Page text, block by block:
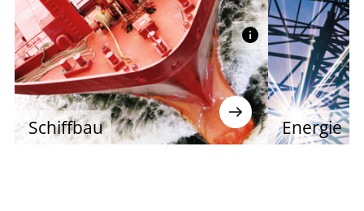
Schiffbau Energie